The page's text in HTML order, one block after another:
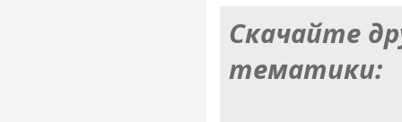
Скачайте
тематики: